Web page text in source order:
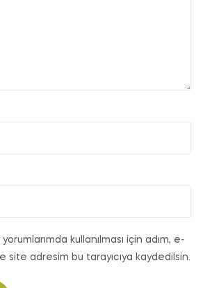
kullanılması için adım, e-
site adresim bu tarayıcıya kaydedilsin.